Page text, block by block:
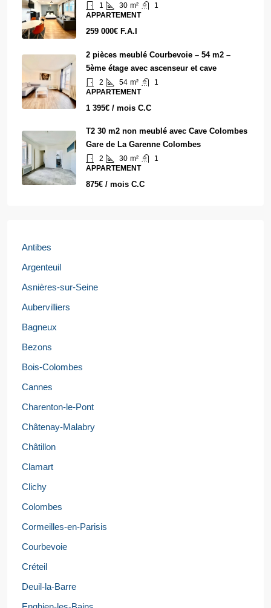
1 30 m²
1
APPARTEMENT
259 000€ F.A.I
2 pièces meublé Courbevoie – 54 m2 –
5ème étage avec ascenseur et cave
2 54 m²
1
APPARTEMENT
1 395€ / mois C.C
T2 30 m2 non meublé avec Cave Colombes
Gare de La Garenne Colombes
2 30 m²
1
APPARTEMENT
875€ / mois C.C
Antibes
Argenteuil
Asnières-sur-Seine
Aubervilliers
Bagneux
Bezons
Bois-Colombes
Cannes
Charenton-le-Pont
Châtenay-Malabry
Châtillon
Clamart
Clichy
Colombes
Cormeilles-en-Parisis
Courbevoie
Créteil
Deuil-la-Barre